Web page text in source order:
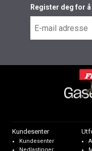
Register deg for
Kundesenter
Kundesenter